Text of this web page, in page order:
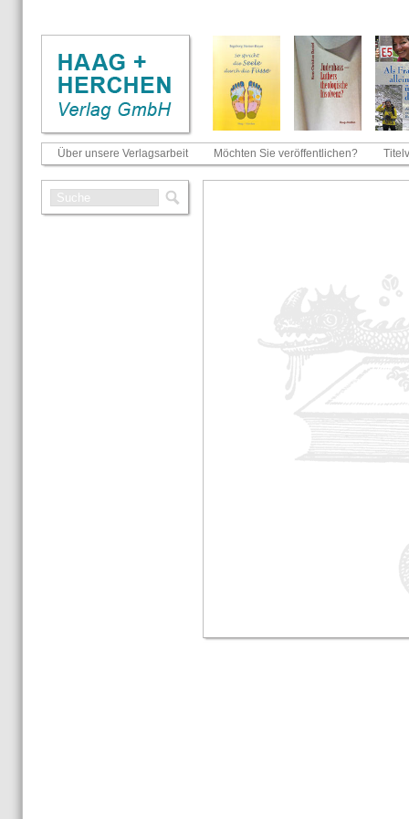
Über unsere Verlagsarbeit Möchten Sie veröffentlichen?